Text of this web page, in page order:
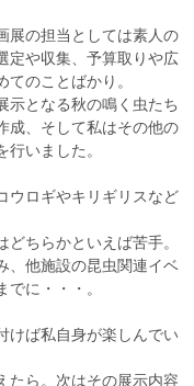
展の担当としては素人の
定や収集、予算取りや広
のことばかり。
示となる秋の鳴く虫たち
成、そして私はその他の
いました。
ウロギやキリギリスなど
ちらかといえば苦手。
、他施設の昆虫関連イベ
に・・・。
けば私自身が楽しんでい
たら。次はその展示内容